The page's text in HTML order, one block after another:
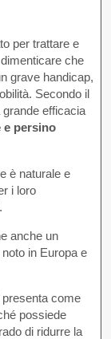
per trattare e
che
grave handicap,
Secondo il
efficacia
e persino
è naturale e
i loro
anche un
in Europa e
come
possiede
di ridurre la